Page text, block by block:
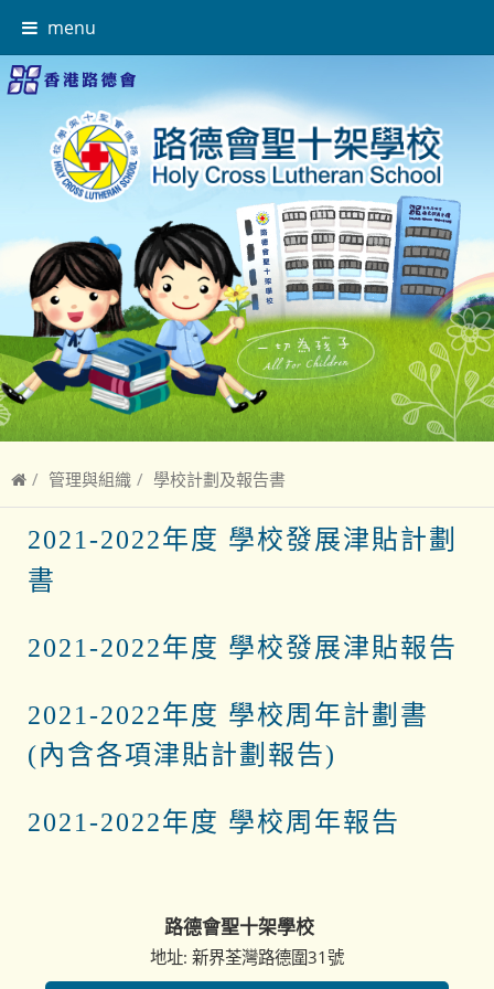
menu
管理與組織 學校計劃及報告書
2020-2023年度學校發展計劃 2021-2022年度
2021-2022年度 學校發展津貼計劃
書
2021-2022年度 學校發展津貼報告
2021-2022年度 學校周年計劃書
(內含各項津貼計劃報告)
2021-2022年度 學校周年報告
路德會聖十架學校
地址: 新界荃灣路德圍31號